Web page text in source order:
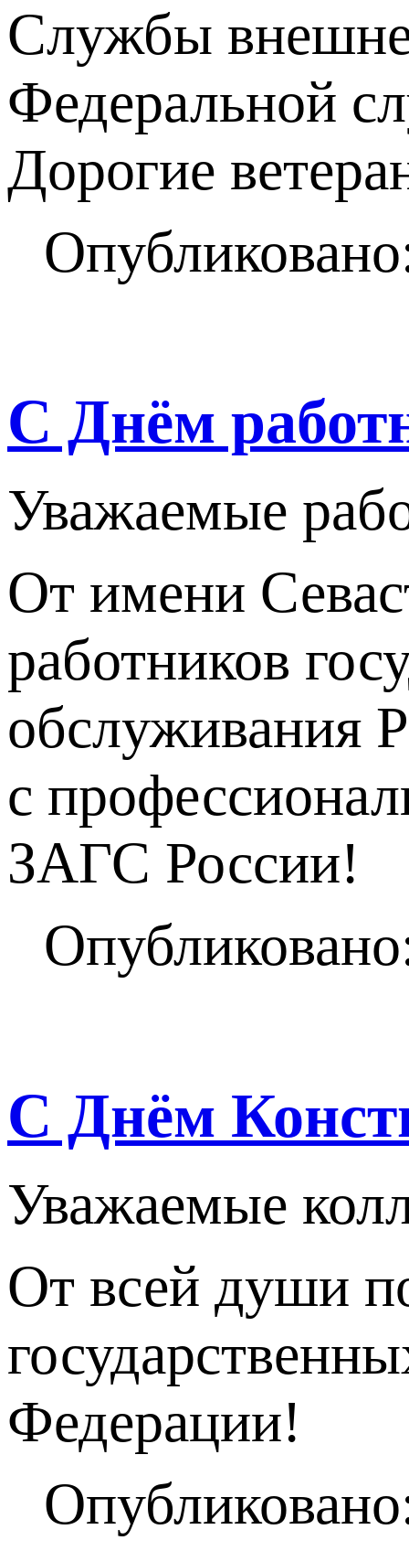
Службы
Федеральной
Дорогие
С Днём
Уважаемые
От имени
работников
обслуживания
с
ЗАГС России!
С Днём
Уважаемые
От всей души
Федерации!